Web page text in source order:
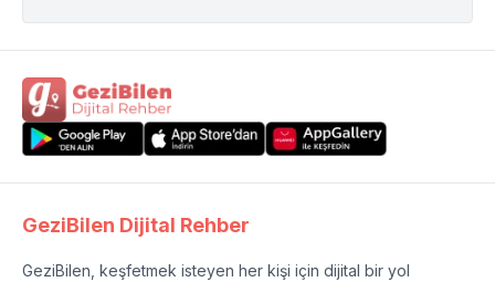
GeziBilen Dijital Rehber
GeziBilen, keşfetmek isteyen her kişi için dijital bir yol